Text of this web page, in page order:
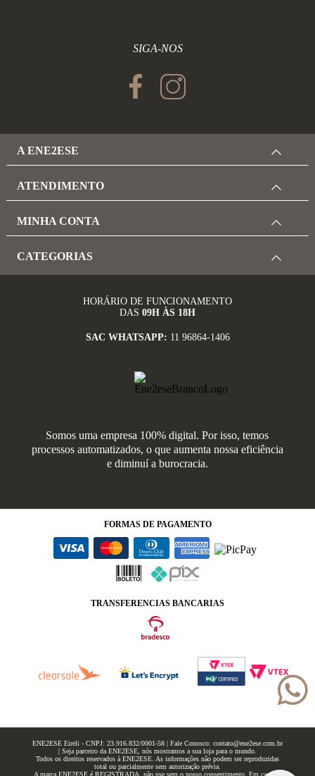
SIGA-NOS
A ENE2ESE
ATENDIMENTO
MINHA CONTA
CATEGORIAS
HORÁRIO DE FUNCIONAMENTO
DAS 09H ÀS 18H
SAC WHATSAPP: 11 96864-1406
Somos uma empresa 100% digital. Por isso, temos
processos automatizados, o que aumenta nossa eficiência
e diminuí a burocracia.
FORMAS DE PAGAMENTO
TRANSFERENCIAS BANCARIAS
ENE2ESE Eireli - CNPJ: 23.916.832/0001-58 | Fale Conosco: contato@ene2ese.com.br
| Seja parceiro da ENE2ESE, nós mostramos a sua loja para o mundo.
Todos os direitos reservados à ENE2ESE. As informações não podem ser reproduzidas
total ou parcialmente sem autorização prévia.
A marca ENE2ESE é REGISTRADA, não use sem o nosso consentimento. Em caso de